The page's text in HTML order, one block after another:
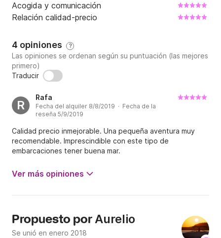
Acogida y comunicación
Relación calidad-precio
4 opiniones ?
Las opiniones se ordenan según su puntuación (las mejores
primero)
Traducir
R
Rafa
Fecha del alquiler 8/8/2019 · Fecha de la
reseña 5/9/2019
Calidad precio inmejorable. Una pequeña aventura muy
recomendable. Imprescindible con este tipo de
embarcaciones tener buena mar.
Ver más opiniones
Propuesto porAurelio
Se unió en enero 2018